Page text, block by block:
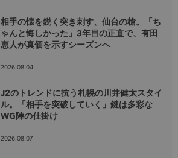
相手の懐を鋭く突き刺す、仙台の槍。「ち
ゃんと悔しかった」3年目の正直で、有田
恵人が真価を示すシーズンへ
2026.08.04
J2のトレンドに抗う札幌の川井健太スタイ
ル。「相手を突破していく」鍵は多彩な
WG陣の仕掛け
2026.08.07